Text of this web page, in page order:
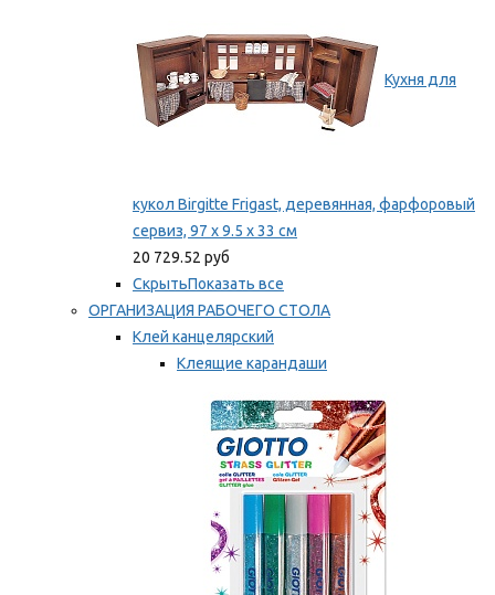
Кухня для
кукол Birgitte Frigast, деревянная, фарфоровый
сервиз, 97 x 9.5 x 33 см
20 729.52 руб
СкрытьПоказать все
ОРГАНИЗАЦИЯ РАБОЧЕГО СТОЛА
Клей канцелярский
Клеящие карандаши
Мы рекомендуем